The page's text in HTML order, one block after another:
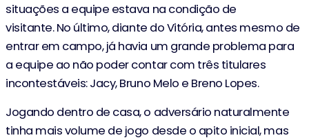
situações a equipe estava na condição de
visitante. No último, diante do Vitória, antes mesmo de
entrar em campo, já havia um grande problema para
a equipe ao não poder contar com três titulares
incontestáveis: Jacy, Bruno Melo e Breno Lopes.
Jogando dentro de casa, o adversário naturalmente
tinha mais volume de jogo desde o apito inicial, mas